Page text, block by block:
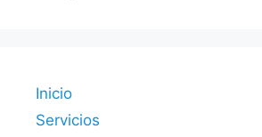
Inicio
Servicios